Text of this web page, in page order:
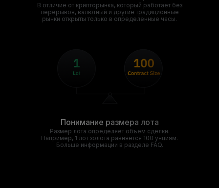
В отличие от крипторынка, который работает без
перерывов, валютный и другие традиционные
рынки открыты только в определенные часы.
Понимание размера лота
Размер лота определяет объем сделки.
Например, 1 лот золота равняется 100 унциям.
Больше информации в разделе FAQ.